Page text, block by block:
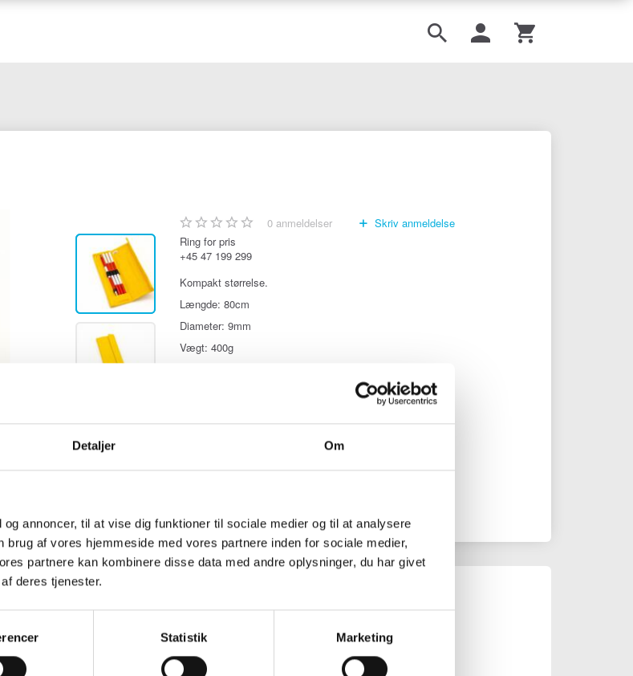
Detaljer Om
annoncer, til at vise dig funktioner til sociale medier og til at analysere
af vores hjemmeside med vores partnere inden for sociale medier,
partnere kan kombinere disse data med andre oplysninger, du har givet
deres tjenester.
Statistik Marketing
0anmeldelser
Skriv anmeldelse
Ring for pris
+45 47 199 299
Kompakt størrelse.
Længde: 80cm
Diameter: 9mm
Vægt: 400g
som den
Tilføj anmeldelse: